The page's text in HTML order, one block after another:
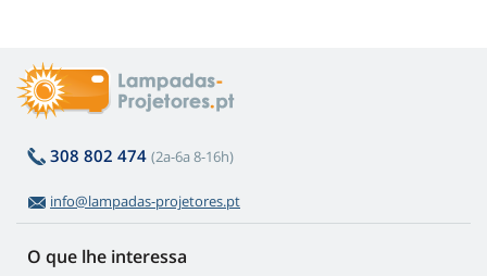
308 802 474 (2a-6a 8-16h)
info@lampadas-projetores.pt
O que lhe interessa